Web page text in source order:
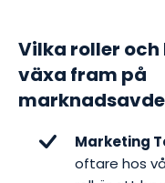
Vilka roller och
växa fram på
Marketing
oftare hos